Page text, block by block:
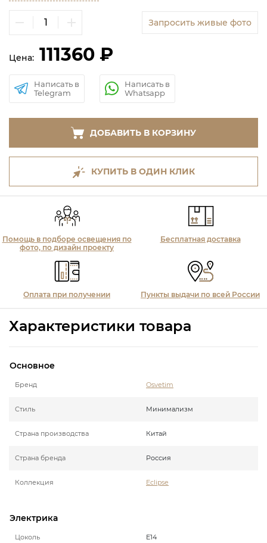
Запросить живые фото
Цена: 111360 ₽
Написать в
Telegram
Написать в
Whatsapp
ДОБАВИТЬ В КОРЗИНУ
КУПИТЬ В ОДИН КЛИК
Помощь в подборе освещения по
фото, по дизайн проекту
Бесплатная доставка
Оплата при получении Пункты выдачи по всей России
Характеристики товара
Основное
Бренд Osvetim
Стиль Минимализм
Страна производства Китай
Страна бренда Россия
Коллекция Eclipse
Электрика
Цоколь E14